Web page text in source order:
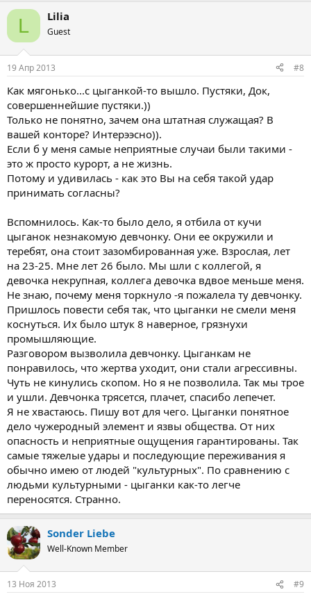
L Lilia
Guest
19 Апр 2013 #8
Как мягонько...с цыганкой-то вышло. Пустяки, Док,
совершеннейшие пустяки.))
Только не понятно, зачем она штатная служащая? В
вашей конторе? Интерээсно)).
Если б у меня самые неприятные случаи были такими -
это ж просто курорт, а не жизнь.
Потому и удивилась - как это Вы на себя такой удар
принимать согласны?
Вспомнилось. Как-то было дело, я отбила от кучи
цыганок незнакомую девчонку. Они ее окружили и
теребят, она стоит зазомбированная уже. Взрослая, лет
на 23-25. Мне лет 26 было. Мы шли с коллегой, я
девочка некрупная, коллега девочка вдвое меньше меня.
Не знаю, почему меня торкнуло -я пожалела ту девчонку.
Пришлось повести себя так, что цыганки не смели меня
коснуться. Их было штук 8 наверное, грязнухи
промышляющие.
Разговором вызволила девчонку. Цыганкам не
понравилось, что жертва уходит, они стали агрессивны.
Чуть не кинулись скопом. Но я не позволила. Так мы трое
и ушли. Девчонка трясется, плачет, спасибо лепечет.
Я не хвастаюсь. Пишу вот для чего. Цыганки понятное
дело чужеродный элемент и язвы общества. От них
опасность и неприятные ощущения гарантированы. Так
самые тяжелые удары и последующие переживания я
обычно имею от людей "культурных". По сравнению с
людьми культурными - цыганки как-то легче
переносятся. Странно.
Sonder Liebe
Well-Known Member
13 Ноя 2013 #9